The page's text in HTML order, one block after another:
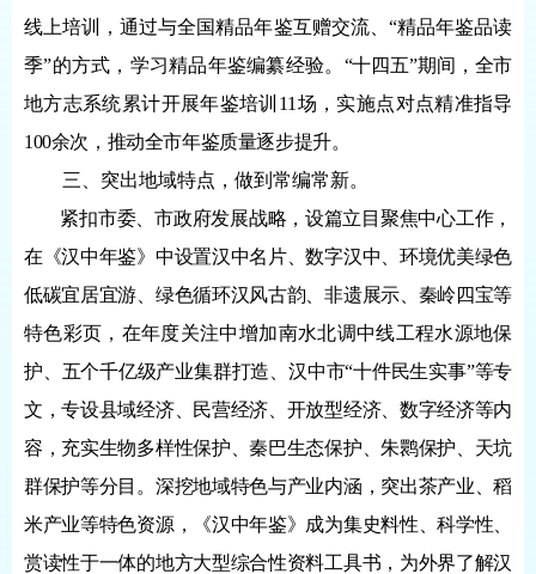
线上培训，通过与全国精品年鉴互赠交流、 “精品年鉴品读
季”的方式，学习精品年鉴编纂经验。 “十四五”期间，全市
地方志系统累计开展年鉴培训11场，实施点对点精准指导
100余次，推动全市年鉴质量逐步提升。
三、突出地域特点，做到常编常新。
紧扣市委、市政府发展战略，设篇立目聚焦中心工作，
在《汉中年鉴》中设置汉中名片、数字汉中、环境优美绿色
低碳宜居宜游、绿色循环汉风古韵、非遗展示、秦岭四宝等
特色彩页，在年度关注中增加南水北调中线工程水源地保
护、五个千亿级产业集群打造、汉中市“十件民生实事”等专
文，专设县域经济、民营经济、开放型经济、数字经济等内
容，充实生物多样性保护、秦巴生态保护、朱鹮保护、天坑
群保护等分目。深挖地域特色与产业内涵，突出茶产业、稻
米产业等特色资源，《汉中年鉴》成为集史料性、科学性、
赏读性于一体的地方大型综合性资料工具书，为外界了解汉